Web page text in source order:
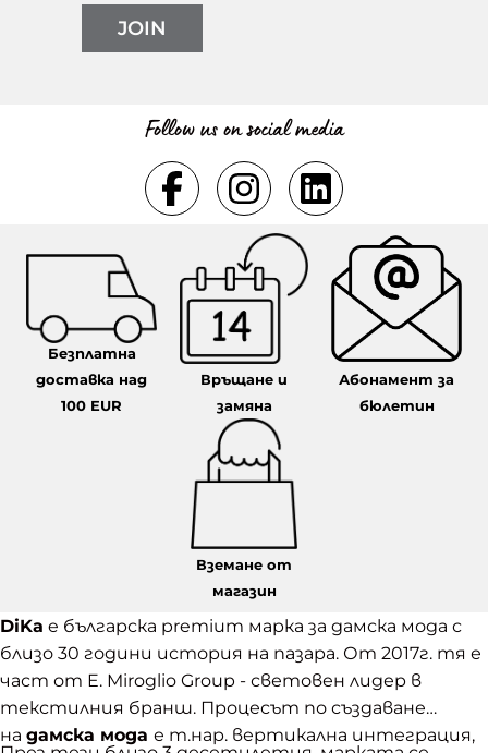
JOIN
Follow us on social media
Безплатна
доставка над
100 EUR
Връщане и
замяна
Абонамент за
бюлетин
Вземане от
магазин
DiKa e българска premium марка за дамска мода с
близо 30 години история на пазара. От 2017г. тя е
част от E. Miroglio Group - световен лидер в
текстилния бранш. Процесът по създаване
на дамска мода е т.нар. вертикална интеграция,